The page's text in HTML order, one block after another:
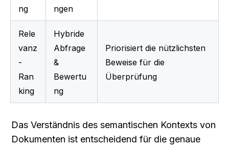
ng
ngen
Rele
vanz
-
Ran
king
Hybride
Abfrage
&
Bewertu
ng
Priorisiert die nützlichsten
Beweise für die
Überprüfung
Das Verständnis des semantischen Kontexts von
Dokumenten ist entscheidend für die genaue